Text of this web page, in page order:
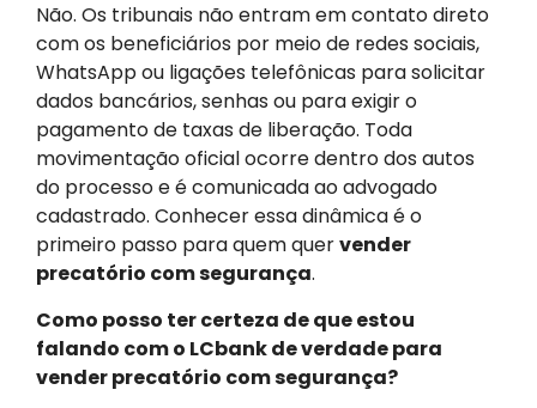
Não. Os tribunais não entram em contato direto
com os beneficiários por meio de redes sociais,
WhatsApp ou ligações telefônicas para solicitar
dados bancários, senhas ou para exigir o
pagamento de taxas de liberação. Toda
movimentação oficial ocorre dentro dos autos
do processo e é comunicada ao advogado
cadastrado. Conhecer essa dinâmica é o
primeiro passo para quem quervender
precatório com segurança.
Como posso ter certeza de que estou
falando com o LCbank de verdade para
vender precatório com segurança?